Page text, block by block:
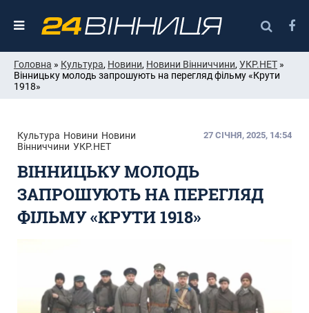
Головна » Культура, Новини, Новини Вінниччини, УКР.НЕТ »
Вінницьку молодь запрошують на перегляд фільму «Крути
1918»
Культура Новини Новини
Вінниччини УКР.НЕТ
27 СІЧНЯ, 2025, 14:54
ВІННИЦЬКУ МОЛОДЬ
ЗАПРОШУЮТЬ НА ПЕРЕГЛЯД
ФІЛЬМУ «КРУТИ 1918»